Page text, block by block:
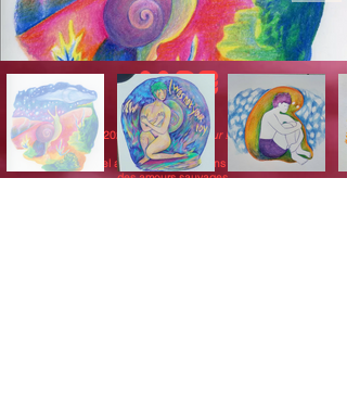
Jade
DECEMBRE 2023 IFeu, mon amour !I@grandeyada
Un voyage visuel au cœur des passions qui nous brûlent et
des amours sauvages.